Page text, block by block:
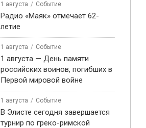
1 августа Событие
Радио «Маяк» отмечает 62-
летие
1 августа Событие
1 августа — День памяти
российских воинов, погибших в
Первой мировой войне
1 августа Событие
В Элисте сегодня завершается
турнир по греко-римской